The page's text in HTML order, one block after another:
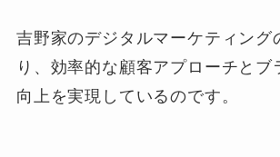
吉野家のデジタルマーケティング
り、効率的な顧客アプローチとブ
向上を実現しているのです。